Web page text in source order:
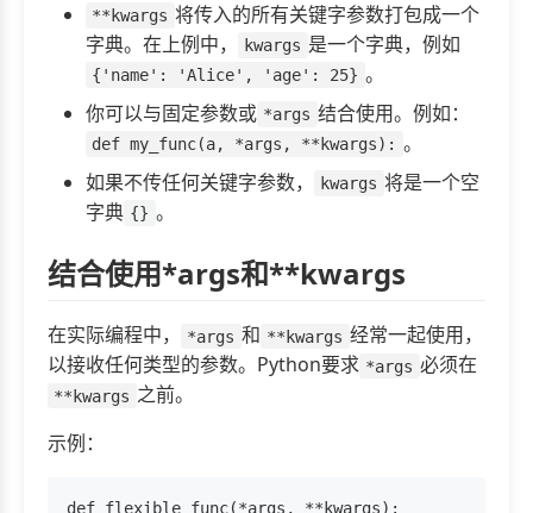
**kwargs 将传入的所有关键字参数打包成一个
字典。在上例中，
kwargs 是一个字典，例如
{'name': 'Alice', 'age': 25} 。
你可以与固定参数或 *args 结合使用。例如：
def my_func(a, *args, **kwargs): 。
如果不传任何关键字参数，
kwargs 将是一个空
字典 {} 。
结合使用*args和**kwargs
在实际编程中， *args 和 **kwargs 经常一起使用，
以接收任何类型的参数。Python要求 *args 必须在
**kwargs 之前。
示例：
def flexible_func(*args, **kwargs):